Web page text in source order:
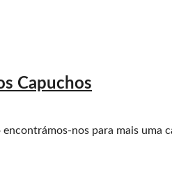
Capuchos
encontrámos-nos para mais